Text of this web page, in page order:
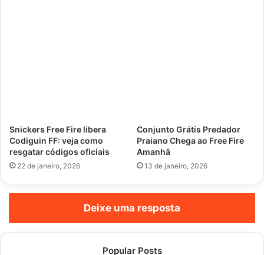
Snickers Free Fire libera
Codiguin FF: veja como
resgatar códigos oficiais
22 de janeiro, 2026
Conjunto Grátis Predador
Praiano Chega ao Free Fire
Amanhã
13 de janeiro, 2026
Deixe uma resposta
Popular Posts